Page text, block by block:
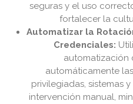
seguras y el uso
fortalecer la
Automatizar la
Credenciales:
automatización
automáticamente
privilegiadas, sistemas
intervención manual,